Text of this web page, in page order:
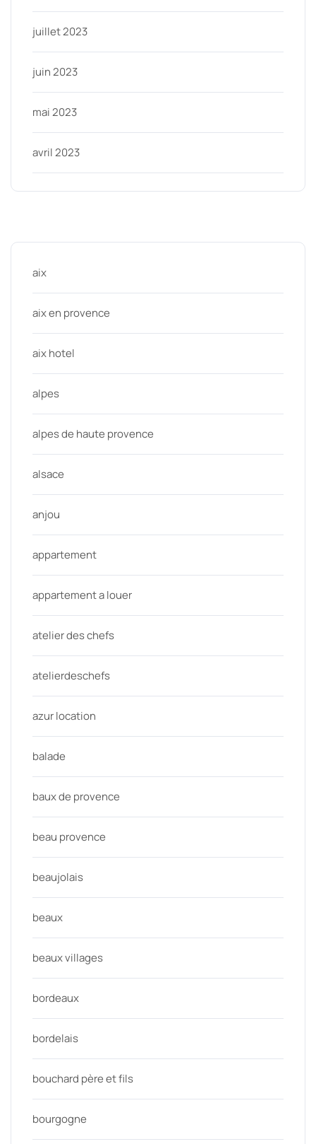
juillet 2023
juin 2023
mai 2023
avril 2023
aix
aix en provence
aix hotel
alpes
alpes de haute provence
alsace
anjou
appartement
appartement a louer
atelier des chefs
atelierdeschefs
azur location
balade
baux de provence
beau provence
beaujolais
beaux
beaux villages
bordeaux
bordelais
bouchard père et fils
bourgogne